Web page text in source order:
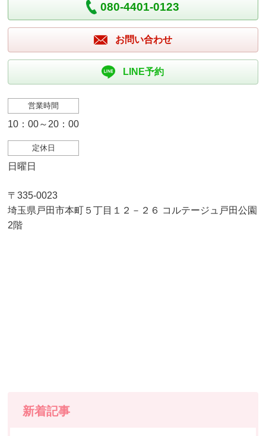
080-4401-0123
お問い合わせ
LINE予約
営業時間
10：00～20：00
定休日
日曜日
〒335-0023
埼玉県戸田市本町５丁目１２－２６ コルテージュ戸田公園
2階
新着記事